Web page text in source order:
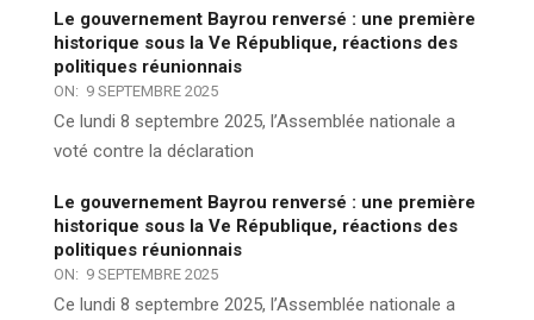
Le gouvernement Bayrou renversé : une première
historique sous la Ve République, réactions des
politiques réunionnais
ON: 9 SEPTEMBRE 2025
Ce lundi 8 septembre 2025, l’Assemblée nationale a
voté contre la déclaration
Le gouvernement Bayrou renversé : une première
historique sous la Ve République, réactions des
politiques réunionnais
ON: 9 SEPTEMBRE 2025
Ce lundi 8 septembre 2025, l’Assemblée nationale a